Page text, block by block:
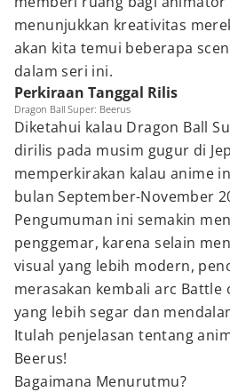
menunjukkan kreativitas
akan kita temui beberapa
dalam seri ini.
Perkiraan Tanggal Rilis
Dragon Ball Super: Beerus
Diketahui kalau Dragon Ball
dirilis pada musim gugur di
memperkirakan kalau anime
bulan September-November
Pengumuman ini semakin
penggemar, karena selain
visual yang lebih modern,
merasakan kembali arc Battle
yang lebih segar dan
Itulah penjelasan tentang
Beerus!
Bagaimana Menurutmu?